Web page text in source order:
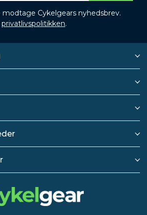
modtage Cykelgears nyhedsbrev.
privatlivspolitikken.